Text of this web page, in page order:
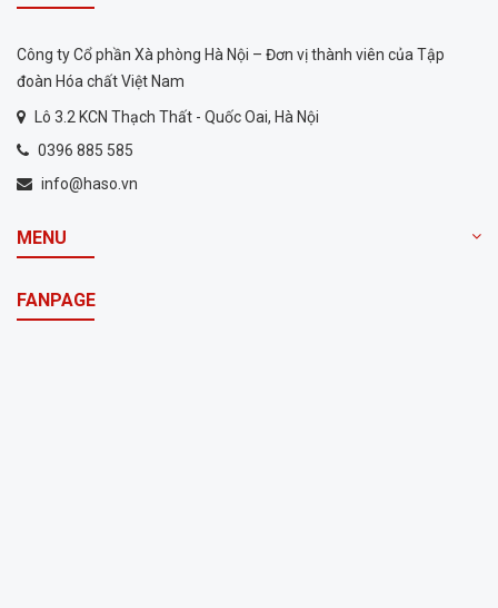
Công ty Cổ phần Xà phòng Hà Nội – Đơn vị thành viên của Tập
đoàn Hóa chất Việt Nam
Lô 3.2 KCN Thạch Thất - Quốc Oai, Hà Nội
0396 885 585
info@haso.vn
MENU
FANPAGE